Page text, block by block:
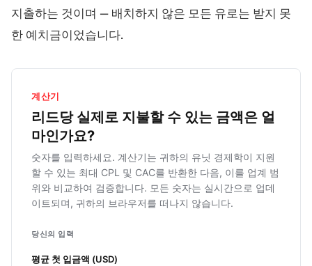
지출하는 것이며 — 배치하지 않은 모든 유로는 받지 못
한 예치금이었습니다.
계산기
리드당 실제로 지불할 수 있는 금액은 얼
마인가요?
숫자를 입력하세요. 계산기는 귀하의 유닛 경제학이 지원
할 수 있는 최대 CPL 및 CAC를 반환한 다음, 이를 업계 범
위와 비교하여 검증합니다. 모든 숫자는 실시간으로 업데
이트되며, 귀하의 브라우저를 떠나지 않습니다.
당신의 입력
평균 첫 입금액 (USD)